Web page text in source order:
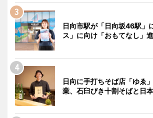
日向市駅が「日向坂46駅
ス」に向け「おもてなし」
日向に手打ちそば店「ゆゑ
業、石臼びき十割そばと日